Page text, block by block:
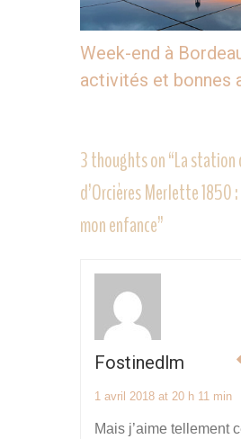
Week-end à
activités et bonnes
3 thoughts on “La station
d’Orcières Merlette 1850
mon enfance”
Fostinedlm
1 avril 2018 at 20 h 11 min
Mais j’aime tellement